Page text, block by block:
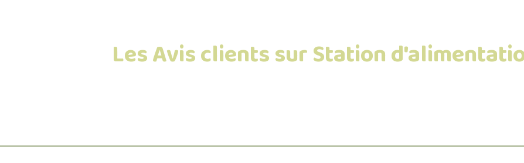
Les Avis clients sur Station